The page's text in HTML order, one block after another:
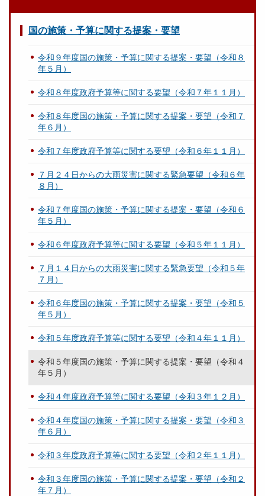
国の施策・予算に関する提案・要望
令和９年度国の施策・予算に関する提案・要望（令和８
年５月）
令和８年度政府予算等に関する要望（令和７年１１月）
令和８年度国の施策・予算に関する提案・要望（令和７
年６月）
令和７年度政府予算等に関する要望（令和６年１１月）
７月２４日からの大雨災害に関する緊急要望（令和６年
８月）
令和７年度国の施策・予算に関する提案・要望（令和６
年５月）
令和６年度政府予算等に関する要望（令和５年１１月）
７月１４日からの大雨災害に関する緊急要望（令和５年
７月）
令和６年度国の施策・予算に関する提案・要望（令和５
年５月）
令和５年度政府予算等に関する要望（令和４年１１月）
令和５年度国の施策・予算に関する提案・要望（令和４
年５月）
令和４年度政府予算等に関する要望（令和３年１２月）
令和４年度国の施策・予算に関する提案・要望（令和３
年６月）
令和３年度政府予算等に関する要望（令和２年１１月）
令和３年度国の施策・予算に関する提案・要望（令和２
年７月）